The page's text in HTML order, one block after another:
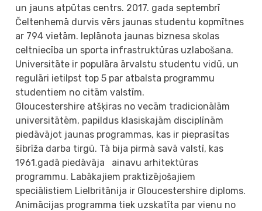
un jauns atpūtas centrs. 2017. gada septembrī
Čeltenhemā durvis vērs jaunas studentu kopmītnes
ar 794 vietām. Ieplānota jaunas biznesa skolas
celtniecība un sporta infrastruktūras uzlabošana.
Universitāte ir populāra ārvalstu studentu vidū, un
regulāri ietilpst top 5 par atbalsta programmu
studentiem no citām valstīm.
Gloucestershire atšķiras no vecām tradicionālām
universitātēm, papildus klasiskajām disciplīnām
piedāvājot jaunas programmas, kas ir pieprasītas
šībrīža darba tirgū. Tā bija pirmā savā valstī, kas
1961.gadā piedāvāja ainavu arhitektūras
programmu. Labākajiem praktizējošajiem
speciālistiem Lielbritānija ir Gloucestershire diploms.
Animācijas programma tiek uzskatīta par vienu no